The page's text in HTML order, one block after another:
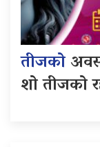
तीजको
शो तीजको